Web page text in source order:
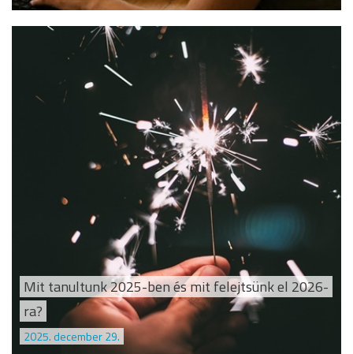
Mit tanultunk 2025-ben és mit felejtsünk el 2026-
ra?
2025. december 29.